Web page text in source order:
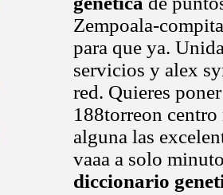
Zempoala-
para que ya.
servicios y alex
red. Quieres
188torreon
alguna las
vaaa a solo
diccionario